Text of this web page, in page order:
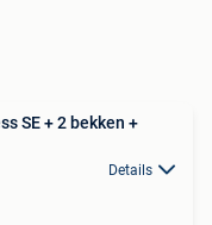
SE + 2 bekken +
Details